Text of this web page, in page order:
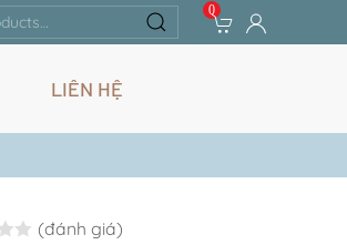
0
LIÊN HỆ
Rated0.0out of 5
(đánh giá)